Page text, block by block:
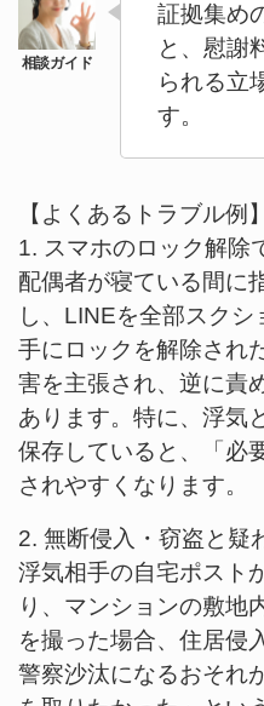
証拠集め
と、慰謝
られる立
す。
【よくあるトラブル例】
1. スマホのロック解除
配偶者が寝ている間に
し、LINEを全部スク
手にロックを解除され
害を主張され、逆に責
あります。特に、浮気
保存していると、「必
されやすくなります。
2. 無断侵入・窃盗と疑
浮気相手の自宅ポスト
り、マンションの敷地
を撮った場合、住居侵
警察沙汰になるおそれ